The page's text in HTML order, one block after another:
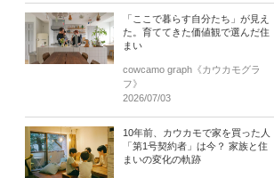
「ここで暮らす自分たち」が見え
た。育ててきた価値観で選んだ住
まい
cowcamo graph《カウカモグラ
フ》
2026/07/03
10年前、カウカモで家を買った人
「第1号契約者」は今？ 家族と住
まいの変化の軌跡